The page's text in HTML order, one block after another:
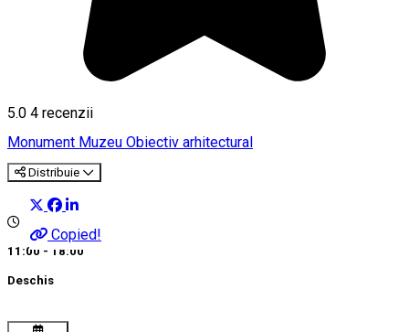
5.0 4 recenzii
Monument Muzeu Obiectiv arhitectural
Distribuie
Copied!
11:00 - 18:00
Deschis